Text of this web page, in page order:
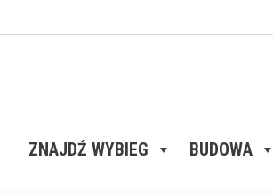
ZNAJDŹ WYBIEG BUDOWA